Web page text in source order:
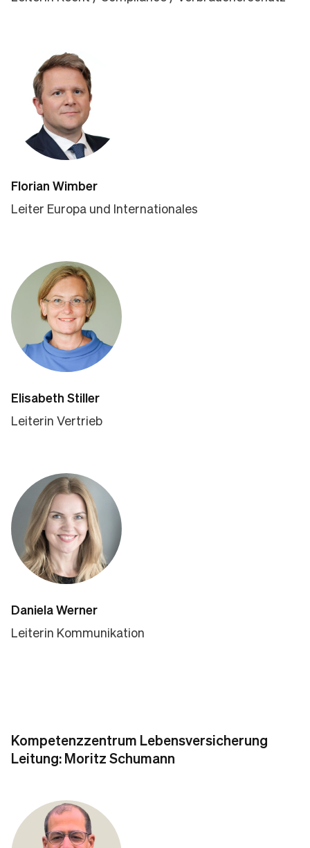
Florian Wimber
Leiter Europa und Internationales
Elisabeth Stiller
Leiterin Vertrieb
Daniela Werner
Leiterin Kommunikation
Kompetenzzentrum Lebensversicherung
Leitung: Moritz Schumann